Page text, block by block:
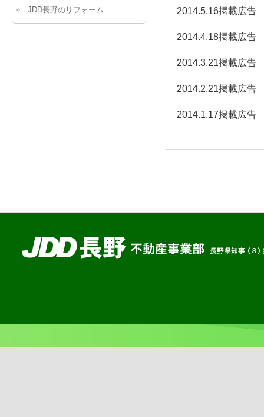
ツ
へ 2014.5.16掲載広告
2014.4.18掲載広告
2014.3.21掲載広告
2014.2.21掲載広告
2014.1.17掲載広告
JDD長野のリフォーム